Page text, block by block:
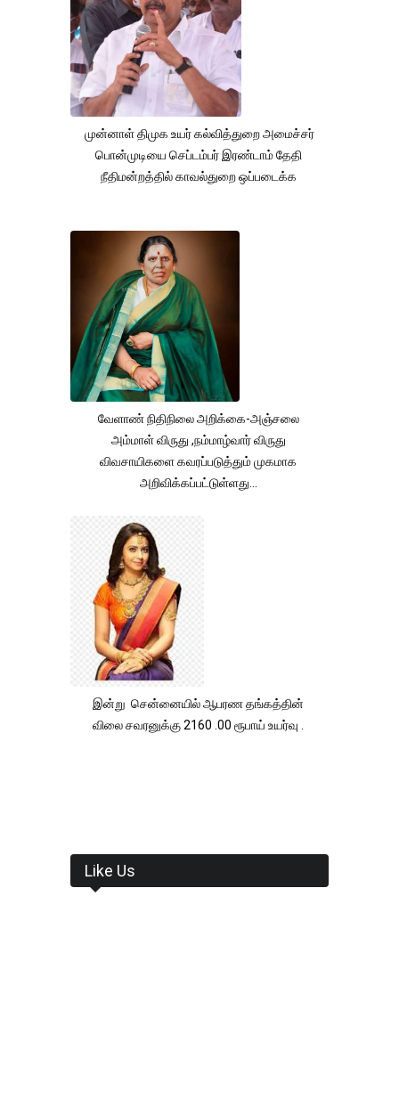
முன்னாள் திமுக உயர் கல்வித்துறை அமைச்சர்
பொன்முடியை செப்டம்பர் இரண்டாம் தேதி
நீதிமன்றத்தில் காவல்துறை ஒப்படைக்க
வேளாண் நிதிநிலை அறிக்கை-அஞ்சலை
அம்மாள் விருது ,நம்மாழ்வார் விருது
விவசாயிகளை கவரப்படுத்தும் முகமாக
அறிவிக்கப்பட்டுள்ளது...
இன்று சென்னையில் ஆபரண தங்கத்தின்
விலை சவரனுக்கு 2160 .00 ரூபாய் உயர்வு .
Like Us